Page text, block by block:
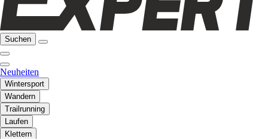
Suchen
Neuheiten
Wintersport
Wandern
Trailrunning
Laufen
Klettern